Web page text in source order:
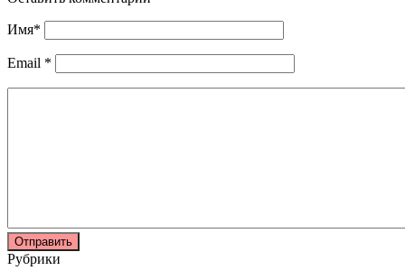
Имя*
Email *
Рубрики